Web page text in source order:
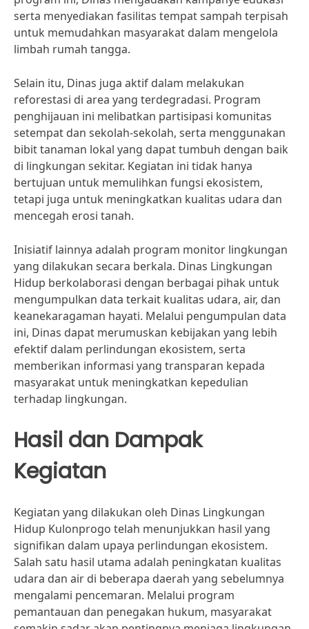
serta menyediakan fasilitas tempat sampah terpisah
untuk memudahkan masyarakat dalam mengelola
limbah rumah tangga.
Selain itu, Dinas juga aktif dalam melakukan
reforestasi di area yang terdegradasi. Program
penghijauan ini melibatkan partisipasi komunitas
setempat dan sekolah-sekolah, serta menggunakan
bibit tanaman lokal yang dapat tumbuh dengan baik
di lingkungan sekitar. Kegiatan ini tidak hanya
bertujuan untuk memulihkan fungsi ekosistem,
tetapi juga untuk meningkatkan kualitas udara dan
mencegah erosi tanah.
Inisiatif lainnya adalah program monitor lingkungan
yang dilakukan secara berkala. Dinas Lingkungan
Hidup berkolaborasi dengan berbagai pihak untuk
mengumpulkan data terkait kualitas udara, air, dan
keanekaragaman hayati. Melalui pengumpulan data
ini, Dinas dapat merumuskan kebijakan yang lebih
efektif dalam perlindungan ekosistem, serta
memberikan informasi yang transparan kepada
masyarakat untuk meningkatkan kepedulian
terhadap lingkungan.
Hasil dan Dampak
Kegiatan
Kegiatan yang dilakukan oleh Dinas Lingkungan
Hidup Kulonprogo telah menunjukkan hasil yang
signifikan dalam upaya perlindungan ekosistem.
Salah satu hasil utama adalah peningkatan kualitas
udara dan air di beberapa daerah yang sebelumnya
mengalami pencemaran. Melalui program
pemantauan dan penegakan hukum, masyarakat